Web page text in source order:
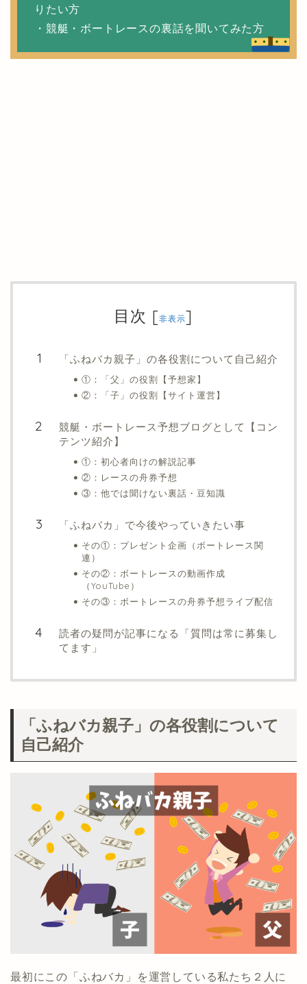
りたい方
・競艇・ボートレースの裏話を聞いてみた方
目次 [非表示]
「ふねバカ親子」の各役割について自己紹介
①：「父」の役割【予想家】
②：「子」の役割【サイト運営】
競艇・ボートレース予想ブログとして【コン
テンツ紹介】
①：初心者向けの解説記事
②：レースの舟券予想
③：他では聞けない裏話・豆知識
「ふねバカ」で今後やっていきたい事
その①：プレゼント企画（ボートレース関
連）
その②：ボートレースの動画作成
（YouTube）
その③：ボートレースの舟券予想ライブ配信
読者の疑問が記事になる「質問は常に募集し
てます」
「ふねバカ親子」の各役割について
自己紹介
最初にこの「ふねバカ」を運営している私たち２人に